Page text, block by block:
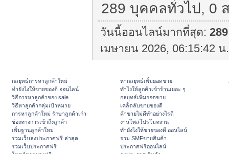
289 บุคคลทั่วไป, 0
วันนี้ออนไลน์มากที่สุด:289
เมษายน 2026, 06:15:42 น
กลยุทธ์การหาลูกค้าใหม่
ทํายังไงให้ขายของดี ออนไลน์
วิธีการหาลูกค้าของ sale
วิธีหาลูกค้ากลุ่มเป้าหมาย
การหาลูกค้าใหม่ รักษาลูกค้าเก่า
ช่องทางการเข้าถึงลูกค้า
เพิ่มฐานลูกค้าใหม่
รวมเว็บลงประกาศฟรี ล่าสุด
รวมเว็บประกาศฟรี
หากลยุทธ์เพิ่มยอดขาย
ทําไงให้ลูกค้าเข้าร้านเยอะ ๆ
กลยุทธ์เพิ่มยอดขาย
เคล็ดลับขายของดี
ค้าขายไม่ดีทำอย่างไรดี
งานโพสโปรโมทงาน
ทํายังไงให้ขายของดี ออนไลน์
รวม SMFขายสินค้า
ประกาศฟรีออนไลน์